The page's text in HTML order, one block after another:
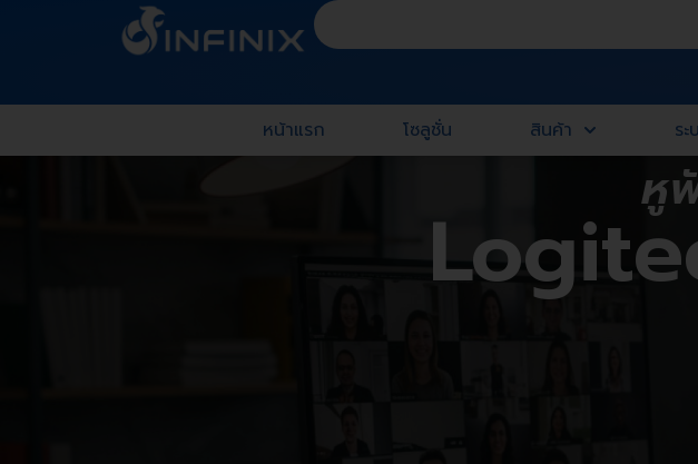
หน้าแรก โซลูชั่น สินค้า ร
หู